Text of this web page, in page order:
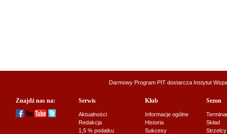
Darmowy Program PIT dostarcza Instytut
Znajdź nas na: Serwis
Aktualności
Redakcja
1,5 % podatku
Klub
Informacje ogólne
Historia
Sukcesy
Sezon
Skład
Strzelcy